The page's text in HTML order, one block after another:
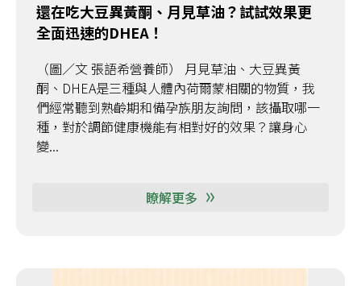
還在吃大豆異黃酮、月見草油？試試效果更
全面迅速的DHEA！
（圖／文 張語希營養師） 月見草油、大豆異黃
酮、DHEA是三種與人體內荷爾蒙相關的物質，我
們經常聽到熟齡期和備孕族朋友詢問，該攝取哪一
種，對於調節健康機能有相對好的效果？讓身心
變...
瞭解更多